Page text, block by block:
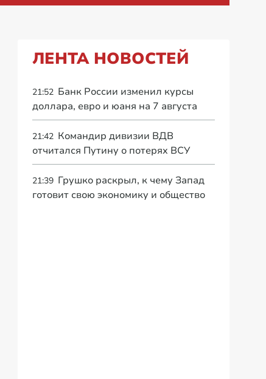
ЛЕНТА НОВОСТЕЙ
21:52 Банк России изменил курсы
доллара, евро и юаня на 7 августа
21:42 Командир дивизии ВДВ
отчитался Путину о потерях ВСУ
21:39 Грушко раскрыл, к чему Запад
готовит свою экономику и общество